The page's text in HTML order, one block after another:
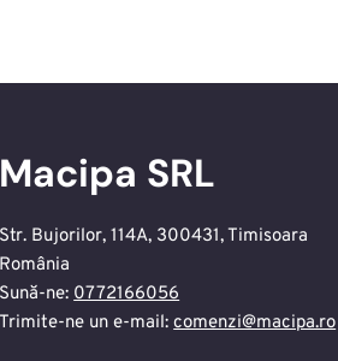
Macipa SRL
Str. Bujorilor, 114A, 300431, Timisoara
România
Sună-ne:0772166056
Trimite-ne un e-mail:comenzi@macipa.ro